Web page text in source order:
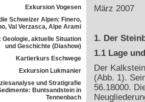
Exkursion Vogesen
Schweizer Alpen: Finero,
Val Verzasca, Alpe Arami
Geologie, aktuelle Situation
und Geschichte (Diashow)
Kartierkurs Eschwege
Exkursion Lukmanier
und Stratigrafie
Buntsandstein in
Tennenbach
März 2007
1. Der
1.1 Lage
Der
(Abb. 1).
56.18000.